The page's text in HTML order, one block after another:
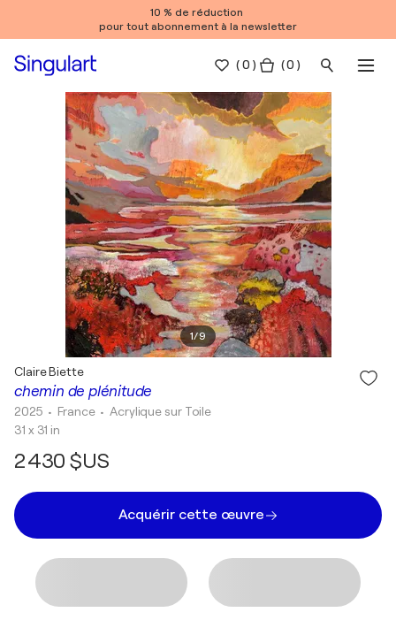
10 % de réduction
pour tout abonnement à la newsletter
(0 ) ( 0 )
1/9
chemin de plénitude
Claire Biette
2025 • France •Acrylique sur Toile
31 x 31 in
2 430 $US
Acquérir cette œuvre